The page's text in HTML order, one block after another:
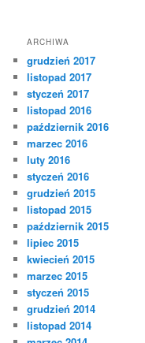
ARCHIWA
grudzień 2017
listopad 2017
styczeń 2017
listopad 2016
październik 2016
marzec 2016
luty 2016
styczeń 2016
grudzień 2015
listopad 2015
październik 2015
lipiec 2015
kwiecień 2015
marzec 2015
styczeń 2015
grudzień 2014
listopad 2014